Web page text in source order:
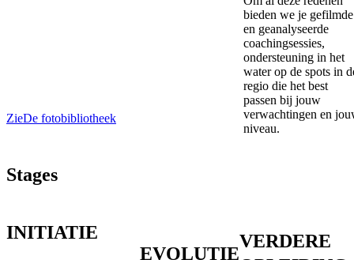
ZieDe fotobibliotheek
bieden we je gefilmde
en geanalyseerde
coachingsessies,
ondersteuning in het
water op de spots in
regio die het best
passen bij jouw
verwachtingen en
niveau.
Stages
INITIATIE
EVOLUTIE
VERDERE